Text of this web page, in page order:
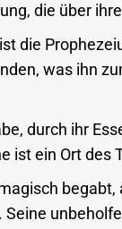
die über
die
was ihn
durch ihr
ist ein Ort des
begabt,